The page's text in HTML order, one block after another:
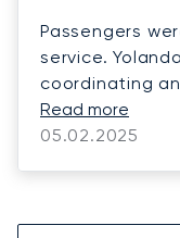
Passengers
service.
coordinating
time.
Read more
05.02.2025